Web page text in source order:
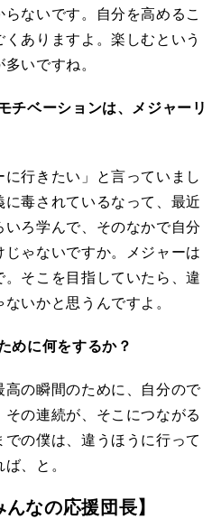
ないです。自分を高めるこ
ありますよ。楽しむという
いですね。
ベーションは、メジャーリ
行きたい」と言っていまし
毒されているなって、最近
ろ学んで、そのなかで自分
ゃないですか。メジャーは
そこを目指していたら、違
いかと思うんですよ。
に何をするか？
の瞬間のために、自分ので
の連続が、そこにつながる
の僕は、違うほうに行って
、と。
なの応援団長】